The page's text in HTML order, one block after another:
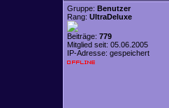
Gruppe: Benutzer
Rang: UltraDeluxe
Beiträge: 779
Mitglied seit: 05.06.2005
IP-Adresse: gespeichert